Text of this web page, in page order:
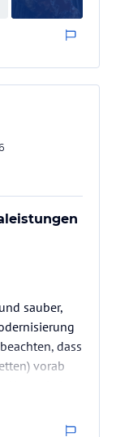
sauber,
dass
vorab